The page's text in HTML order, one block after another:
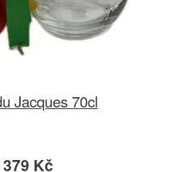
Jacques 70cl
Kč